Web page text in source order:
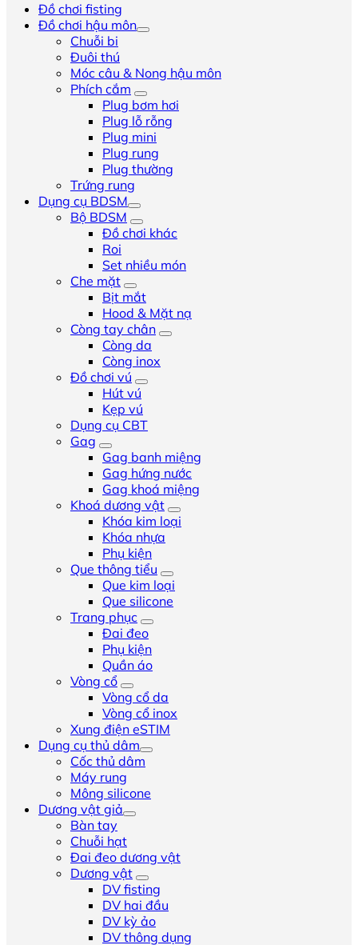
Đồ chơi fisting
Đồ chơi hậu môn
Chuỗi bi
Đuôi thú
Móc câu & Nong hậu môn
Phích cắm
Plug bơm hơi
Plug lỗ rỗng
Plug mini
Plug rung
Plug thường
Trứng rung
Dụng cụ BDSM
Bộ BDSM
Đồ chơi khác
Roi
Set nhiều món
Che mặt
Bịt mắt
Hood & Mặt nạ
Còng tay chân
Còng da
Còng inox
Đồ chơi vú
Hút vú
Kẹp vú
Dụng cụ CBT
Gag
Gag banh miệng
Gag hứng nước
Gag khoá miệng
Khoá dương vật
Khóa kim loại
Khóa nhựa
Phụ kiện
Que thông tiểu
Que kim loại
Que silicone
Trang phục
Đai đeo
Phụ kiện
Quần áo
Vòng cổ
Vòng cổ da
Vòng cổ inox
Xung điện eSTIM
Dụng cụ thủ dâm
Cốc thủ dâm
Máy rung
Mông silicone
Dương vật giả
Bàn tay
Chuỗi hạt
Đai đeo dương vật
Dương vật
DV fisting
DV hai đầu
DV kỳ ảo
DV thông dụng